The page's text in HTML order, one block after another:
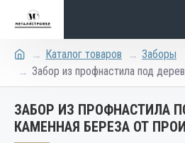
Каталог товаров
Заборы
Забор из профнастила под
ЗАБОР ИЗ ПРОФНАСТИЛА
КАМЕННАЯ БЕРЕЗА ОТ